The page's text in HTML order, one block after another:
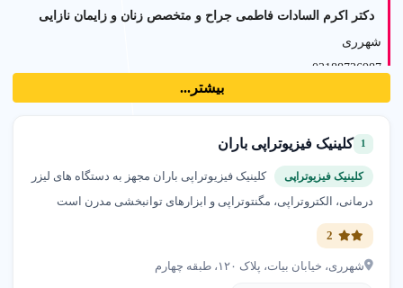
دکتر اکرم السادات فاطمی جراح و متخصص زنان و زایمان نازایی
شهرری
02188736987
شهرری
آموزشگاه خیاطی حریر سبز
شهرری
02133775535
بیشتر...
1 کلینیک فیزیوتراپی باران
کلینیک فیزیوتراپی
کلینیک فیزیوتراپی باران مجهز به دستگاه های لیزر
درمانی، الکتروتراپی، مگنتوتراپی و ابزارهای توانبخشی مدرن است
شهرری، خیابان بیات، پلاک ۱۲۰، طبقه چهارم